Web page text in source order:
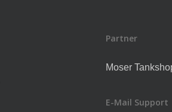
Partner
Moser
E-Mail Support